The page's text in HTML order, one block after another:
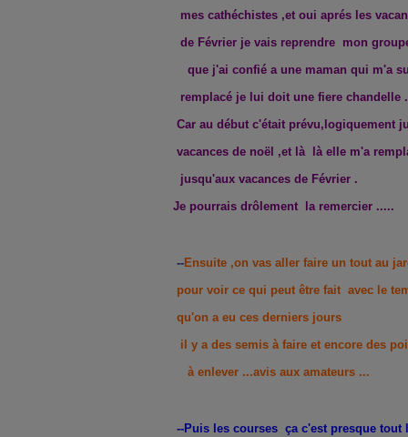
mes cathéchistes ,et oui aprés les
de Février je vais reprendre mon
que j'ai confié a une maman qui m'a
remplacé je lui doit une fiere chandelle .
Car au début c'était prévu,logiquement
vacances de noël ,et là là elle m'a
jusqu'aux vacances de Février .
Je pourrais drôlement la remercier .....
--Ensuite ,on vas aller faire un tout au
pour voir ce qui peut être fait avec le
qu'on a eu ces derniers jours
il y a des semis à faire et encore des
à enlever ...avis aux amateurs ...
--Puis les courses ça c'est presque tout